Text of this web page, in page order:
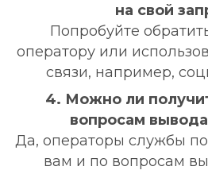
на свой
Попробуйте
оператору или
связи, например,
4. Можно ли
вопросам
Да, операторы службы
вам и по вопросам